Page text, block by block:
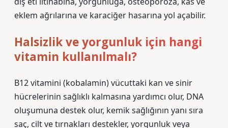
eklem ağrılarına ve karaciğer hasarına yol açabilir.
Halsizlik ve yorgunluk için hangi
vitamin kullanılmalı?
B12 vitamini (kobalamin) vücuttaki kan ve sinir
hücrelerinin sağlıklı kalmasına yardımcı olur, DNA
oluşumuna destek olur, kemik sağlığının yanı sıra
saç, cilt ve tırnakları destekler, yorgunluk veya